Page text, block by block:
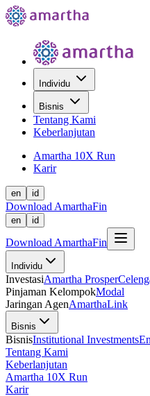
Individu
Bisnis
Tentang Kami
Keberlanjutan
Amartha 10X Run
Karir
en id
Download AmarthaFin
en id
Download AmarthaFin
Individu
InvestasiAmartha Prosper
Pinjaman KelompokModal
Jaringan AgenAmarthaLink
Bisnis
BisnisInstitutional Investments
Tentang Kami
Keberlanjutan
Amartha 10X Run
Karir